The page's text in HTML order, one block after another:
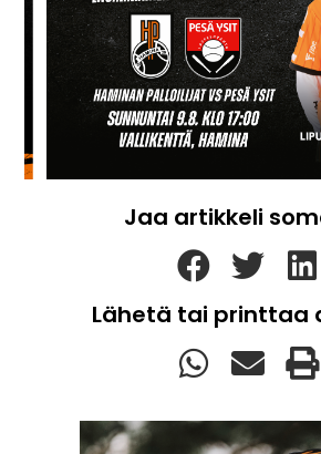
Jaa artikkeli
Lähetä tai printtaa